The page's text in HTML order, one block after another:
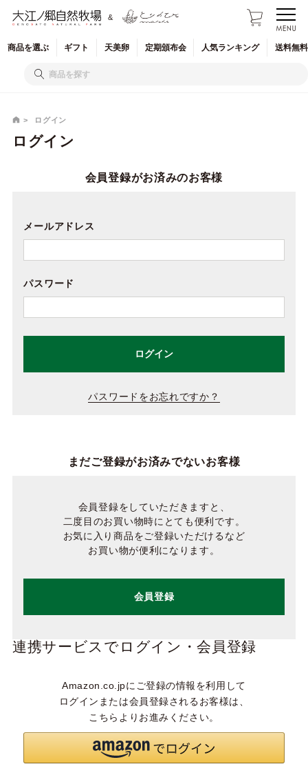
&
商品を選ぶ ギフト 天美卵 定期頒布会 人気ランキング 送料無
ログイン
ログイン
会員登録がお済みのお客様
メールアドレス
パスワード
ログイン
パスワードをお忘れですか？
まだご登録がお済みでないお客様
会員登録をしていただきますと、
二度目のお買い物時にとても便利です。
お気に入り商品をご登録いただけるなど
お買い物が便利になります。
会員登録
連携サービスでログイン・会員登録
Amazon.co.jpにご登録の情報を利用して
ログインまたは会員登録されるお客様は、
こちらよりお進みください。